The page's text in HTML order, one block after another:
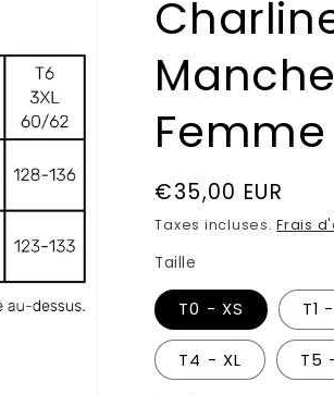
r
é
g
o
n
Prix
habituel
€35,00 EUR
Taxes incluses.Frais
Taille
T0 - XS T1
T4 - XL T5